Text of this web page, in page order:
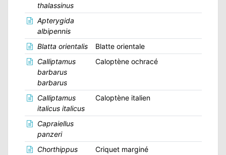
thalassinus
Apterygida
albipennis
Blatta orientalis
Blatte orientale
Calliptamus
barbarus
barbarus
Caloptène ochracé
Calliptamus
italicus italicus
Caloptène italien
Capraiellus
panzeri
Chorthippus
Criquet marginé